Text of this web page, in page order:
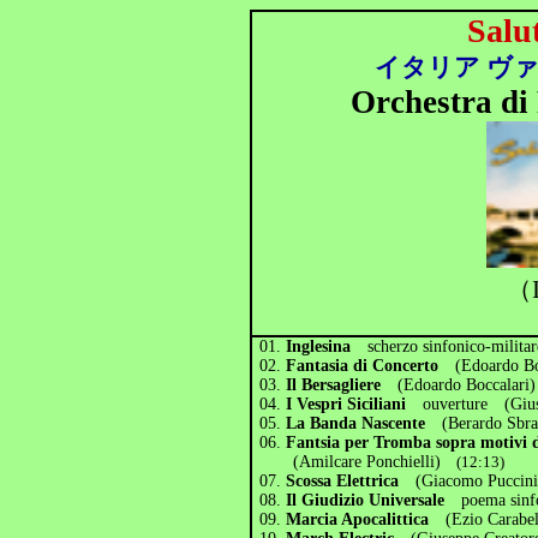
イタリア ヴ
Orchestra
01.Inglesinascherzo sinfonico-
02.Fantasia di Concerto(Edoardo
03.Il Bersagliere(Edoardo Boccalari)
04.I Vespri Sicilianiouverture
05. La Banda Nascente (Berardo
06.Fantsia per Tromba sopra motivi
(Amilcare Ponchielli) (12:13)
07.Scossa Elettrica(Giacomo
08.Il Giudizio Universalepoema
09.Marcia Apocalittica(Ezio